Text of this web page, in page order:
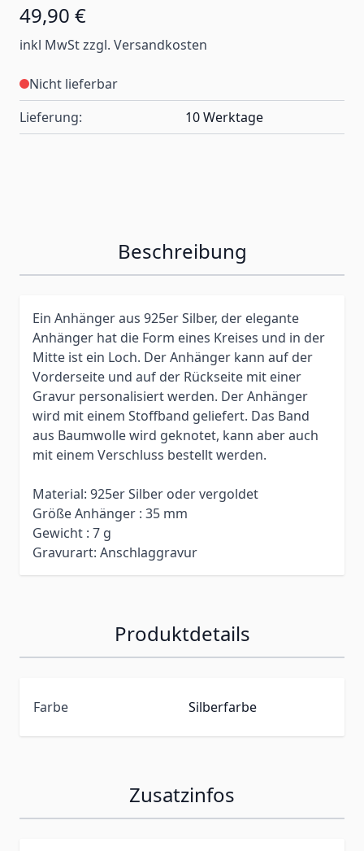
49,90 €
inkl MwSt zzgl. Versandkosten
Nicht lieferbar
Lieferung:
10 Werktage
Beschreibung
Ein Anhänger aus 925er Silber, der elegante
Anhänger hat die Form eines Kreises und in der
Mitte ist ein Loch. Der Anhänger kann auf der
Vorderseite und auf der Rückseite mit einer
Gravur personalisiert werden. Der Anhänger
wird mit einem Stoffband geliefert. Das Band
aus Baumwolle wird geknotet, kann aber auch
mit einem Verschluss bestellt werden.
Material: 925er Silber oder vergoldet
Größe Anhänger : 35 mm
Gewicht : 7 g
Gravurart: Anschlaggravur
Produktdetails
Farbe Silberfarbe
Zusatzinfos